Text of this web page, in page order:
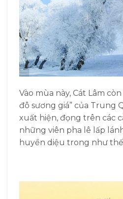
Vào mùa này, Cát Lâm
đô sương giá” của Trung
xuất hiện, đọng trên các
những viên pha lê lấp
huyền diệu trong như